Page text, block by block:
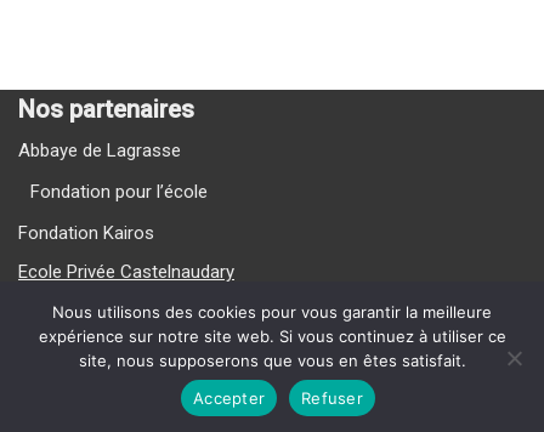
Nos partenaires
Abbaye de Lagrasse
Fondation pour l’école
Fondation Kairos
Ecole Privée Castelnaudary
Ecole Privée Carcassonne
Nos Vidéos
{current_year} La Providence
Nous utilisons des cookies pour vous garantir la meilleure
expérience sur notre site web. Si vous continuez à utiliser ce
site, nous supposerons que vous en êtes satisfait.
Accepter
Refuser